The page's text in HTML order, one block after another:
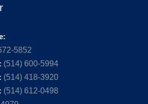
5852
(514) 600-5994
(514) 418-3920
(514) 612-0498